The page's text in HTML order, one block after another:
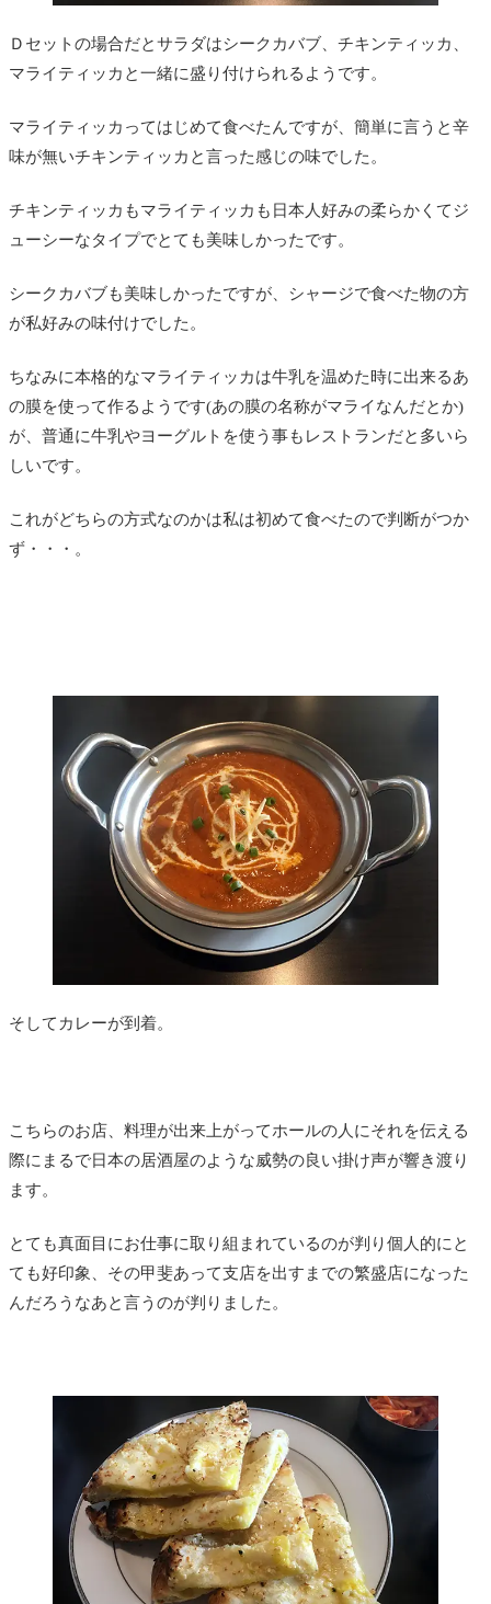
Ｄセットの場合だとサラダはシークカバブ、チキンティッカ、
マライティッカと一緒に盛り付けられるようです。
マライティッカってはじめて食べたんですが、簡単に言うと辛
味が無いチキンティッカと言った感じの味でした。
チキンティッカもマライティッカも日本人好みの柔らかくてジ
ューシーなタイプでとても美味しかったです。
シークカバブも美味しかったですが、シャージで食べた物の方
が私好みの味付けでした。
ちなみに本格的なマライティッカは牛乳を温めた時に出来るあ
の膜を使って作るようです(あの膜の名称がマライなんだとか)
が、普通に牛乳やヨーグルトを使う事もレストランだと多いら
しいです。
これがどちらの方式なのかは私は初めて食べたので判断がつか
ず・・・。
そしてカレーが到着。
こちらのお店、料理が出来上がってホールの人にそれを伝える
際にまるで日本の居酒屋のような威勢の良い掛け声が響き渡り
ます。
とても真面目にお仕事に取り組まれているのが判り個人的にと
ても好印象、その甲斐あって支店を出すまでの繁盛店になった
んだろうなあと言うのが判りました。